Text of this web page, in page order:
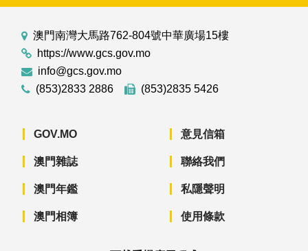
澳門南灣大馬路762-804號中華廣場15樓
https://www.gcs.gov.mo
info@gcs.gov.mo
(853)2833 2886
(853)2835 5426
GOV.MO
澳門雜誌
澳門年鑑
澳門相簿
意見信箱
聯絡我們
私隱聲明
使用條款